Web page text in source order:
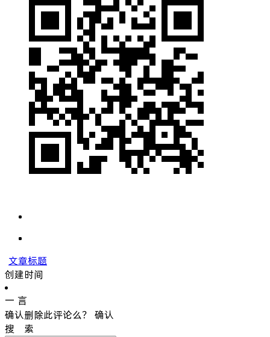
文章标题
创建时间
一 言
确认删除此评论么？
确认
搜 索